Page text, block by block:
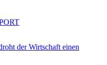
der Wirtschaft einen